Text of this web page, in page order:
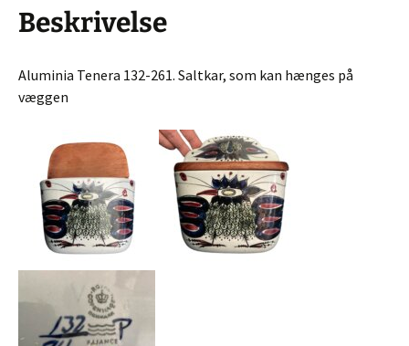
Beskrivelse
Aluminia Tenera 132-261. Saltkar, som kan hænges på
væggen